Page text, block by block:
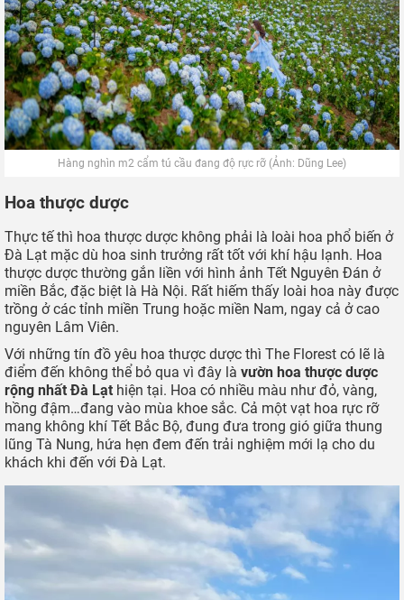
Hàng nghìn m2 cẩm tú cầu đang độ rực rỡ (Ảnh: Dũng Lee)
Hoa thược dược
Thực tế thì hoa thược dược không phải là loài hoa phổ biến ở
Đà Lạt mặc dù hoa sinh trưởng rất tốt với khí hậu lạnh. Hoa
thược dược thường gắn liền với hình ảnh Tết Nguyên Đán ở
miền Bắc, đặc biệt là Hà Nội. Rất hiếm thấy loài hoa này được
trồng ở các tỉnh miền Trung hoặc miền Nam, ngay cả ở cao
nguyên Lâm Viên.
Với những tín đồ yêu hoa thược dược thì The Florest có lẽ là
điểm đến không thể bỏ qua vì đây là vườn hoa thược dược
rộng nhất Đà Lạt hiện tại. Hoa có nhiều màu như đỏ, vàng,
hồng đậm…đang vào mùa khoe sắc. Cả một vạt hoa rực rỡ
mang không khí Tết Bắc Bộ, đung đưa trong gió giữa thung
lũng Tà Nung, hứa hẹn đem đến trải nghiệm mới lạ cho du
khách khi đến với Đà Lạt.